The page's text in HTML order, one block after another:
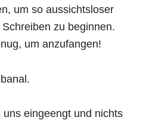
um so aussichtsloser
zu beginnen.
um anzufangen!
eingeengt und nichts